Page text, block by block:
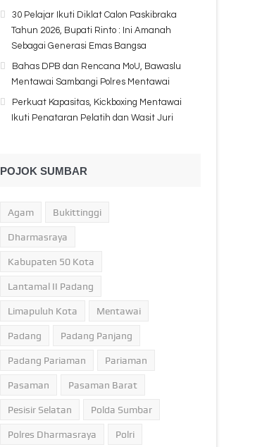
30 Pelajar Ikuti Diklat Calon Paskibraka
Tahun 2026, Bupati Rinto : Ini Amanah
Sebagai Generasi Emas Bangsa
Bahas DPB dan Rencana MoU, Bawaslu
Mentawai Sambangi Polres Mentawai
Perkuat Kapasitas, Kickboxing Mentawai
Ikuti Penataran Pelatih dan Wasit Juri
POJOK SUMBAR
Agam Bukittinggi
Dharmasraya
Kabupaten 50 Kota
Lantamal II Padang
Limapuluh Kota Mentawai
Padang Padang Panjang
Padang Pariaman Pariaman
Pasaman Pasaman Barat
Pesisir Selatan Polda Sumbar
Polres Dharmasraya Polri